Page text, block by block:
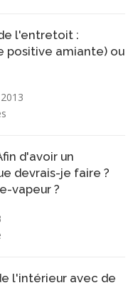
l'entretoit :
positive amiante) ou
d'avoir un
devrais-je faire ?
vapeur ?
l'intérieur avec de